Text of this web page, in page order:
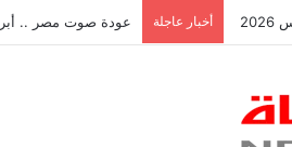
أخبار عاجلة عودة صوت مصر ..